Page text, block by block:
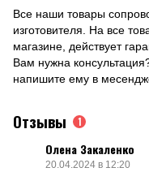
Все наши товары
изготовителя. На все
магазине, действует
Вам нужна
напишите ему в
Отзывы 1
Олена Закаленко
20.04.2024 в 12:20